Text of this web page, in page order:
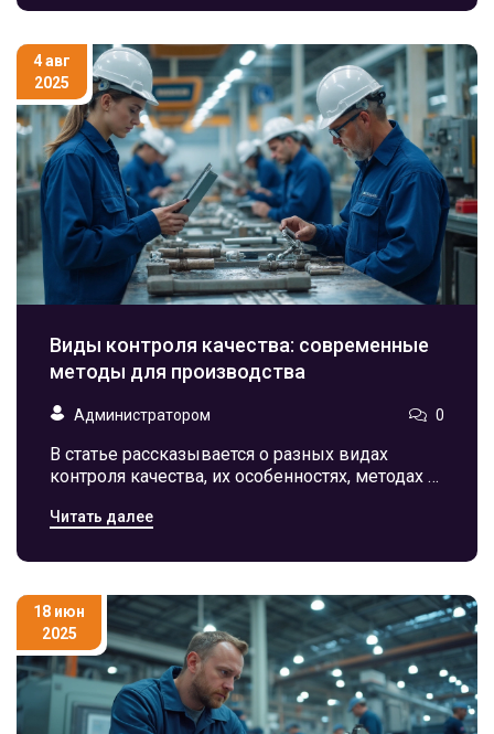
4 авг
2025
Виды контроля качества: современные
методы для производства
Администратором 0
В статье рассказывается о разных видах
контроля качества, их особенностях, методах и
Читать далее
18 июн
2025